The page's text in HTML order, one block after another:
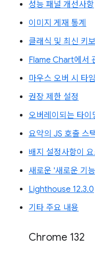
성능 패널 개선사항
이미지 게재 통계
클래식 및 최신 키
Flame Chart에서
마우스 오버 시 타
권장 제한 설정
오버레이되는 타이
요약의 JS 호출 스
배지 설정사항이
새로운 '새로운 기
Lighthouse 12.3.0
기타 주요 내용
Chrome 132